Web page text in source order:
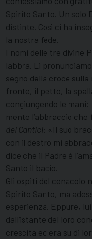
Spirito Santo. Un solo
distinte. Così ci ha
la nostra fede.
I nomi delle tre divine
labbra. Li
segno della croce
fronte, il petto, la
congiungendo le
mente l’abbraccio
dei Cantici : «Il suo
con il destro mi
dice che il Padre è
Santo il bacio.
Gli ospiti del cenacolo
Spirito Santo, ma
esperienza. Eppure, lui
dall’istante del loro
crescita ed era su di